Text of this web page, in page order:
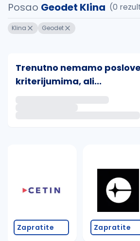
Posao Geodet Klina (0
Klina Geodet
Trenutno nemamo
kriterijumima, ali...
proverite pravopisne
povećajte radijus za
promenite odabrane filtere
Zapratite Zapratite